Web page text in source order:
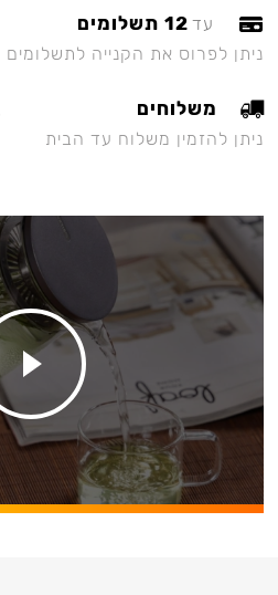
עד 12 תשלומים
ניתן לפרוס את הקנייה לתשלומים
משלוחים
ניתן להזמין משלוח עד הבית